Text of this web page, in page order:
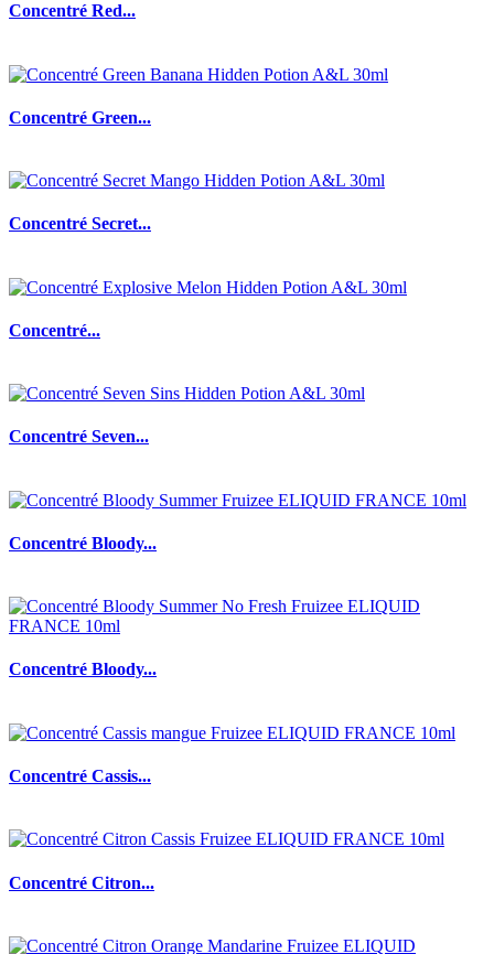
Concentré Red...
Concentré Green...
Concentré Secret...
Concentré...
Concentré Seven...
Concentré Bloody...
Concentré Bloody...
Concentré Cassis...
Concentré Citron...